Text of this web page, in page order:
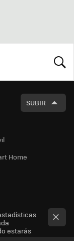
SUBIR
Home
estarás